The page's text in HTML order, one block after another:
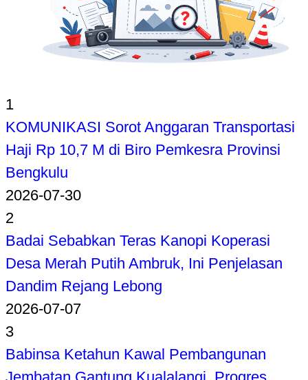
1
KOMUNIKASI Sorot Anggaran Transportasi
Haji Rp 10,7 M di Biro Pemkesra Provinsi
Bengkulu
2026-07-30
2
Badai Sebabkan Teras Kanopi Koperasi
Desa Merah Putih Ambruk, Ini Penjelasan
Dandim Rejang Lebong
2026-07-07
3
Babinsa Ketahun Kawal Pembangunan